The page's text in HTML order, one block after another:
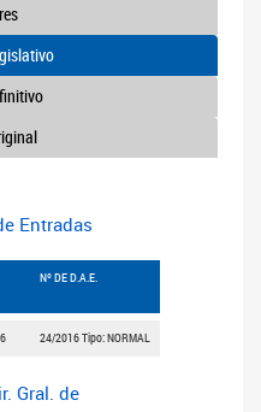
Entradas
Nº DE D.A.E.
24/2016 Tipo: NORMAL
Gral. de